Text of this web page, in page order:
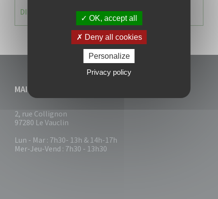
DIRECTION DU DEVELLOPPEMENT URBAIN DURABL
MAIRIE DU VAUCLIN
2, rue Collignon
97280 Le Vauclin
Lun - Mar : 7h30- 13h & 14h-17h
Mer-Jeu-Vend : 7h30 - 13h30
OK, accept all
Deny all cookies
Personalize
Privacy policy